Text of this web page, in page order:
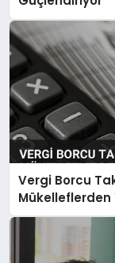
Vergi Borcu
Mükelleflerden